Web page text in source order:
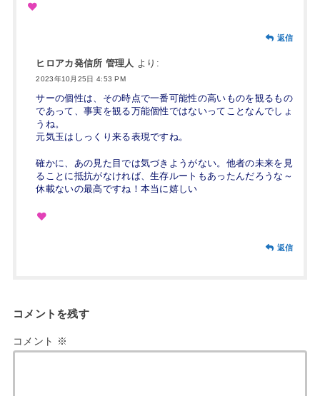
返信
ヒロアカ発信所 管理人 より:
2023年10月25日 4:53 PM
サーの個性は、その時点で一番可能性の高いものを観るもの
であって、事実を観る万能個性ではないってことなんでしょ
うね。
元気玉はしっくり来る表現ですね。
確かに、あの見た目では気づきようがない。他者の未来を見
ることに抵抗がなければ、生存ルートもあったんだろうな～
休載ないの最高ですね！本当に嬉しい
返信
コメントを残す
コメント ※